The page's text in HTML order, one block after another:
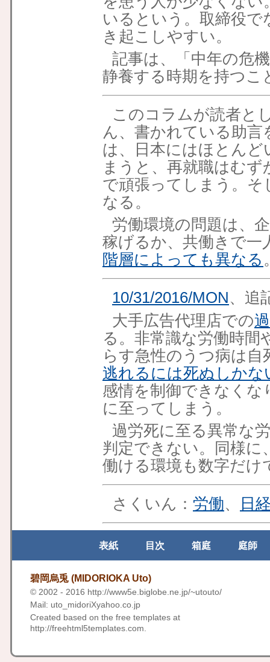
いるという。取締役
き起こしやすい。
記事は、「中年の危
静養する時期を持つこ
このコラムが読者と
ん、書かれている助
は、日本にはほとん
まうと、再就職はむ
で頑張ってしまう。
なる。
労働環境の問題は、
稼げるか、共働きで一
階層によっても異なる
10/31/2016/MON、追
大手広告代理店での
る。非常識な労働時間
らす急性のうつ病は
逃れるには死ぬしかな
感情を制御できなくな
に至ってしまう。
過労死に至る異常な
判定できない。同様に
働ける環境も数字だけ
さくいん： 労働、 日
表紙 目次 箱庭 庭師
碧岡烏兎 (MIDORIOKA Uto)
© 2002 - 2016 http://www5e.biglobe.ne.jp/~utouto/
Mail: uto_midoriXyahoo.co.jp
Created based on the free templates at
http://freehtml5templates.com